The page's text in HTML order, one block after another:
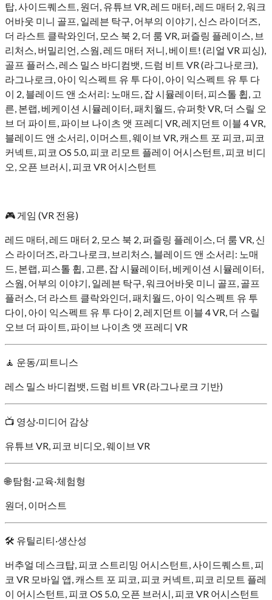
탑, 사이드퀘스트, 원더, 유튜브 VR, 레드 매터, 레드 매터 2, 워크
어바웃 미니 골프, 일레븐 탁구, 어부의 이야기, 신스 라이더즈,
더 라스트 클락와인더, 모스 북 2, 더 룸 VR, 퍼즐링 플레이스, 브
리처스, 버밀리언, 스웜, 레드 매터 저니, 베이트! (리얼 VR 피싱),
골프 플러스, 레스 밀스 바디컴뱃, 드럼 비트 VR (라그나로크),
라그나로크, 아이 익스펙트 유 투 다이, 아이 익스펙트 유 투 다
이 2, 블레이드 앤 소서리: 노매드, 잡 시뮬레이터, 피스톨 휩, 고
른, 본랩, 베케이션 시뮬레이터, 패치월드, 슈퍼핫 VR, 더 스릴 오
브 더 파이트, 파이브 나이츠 앳 프레디 VR, 레지던트 이블 4 VR,
블레이드 앤 소서리, 이머스트, 웨이브 VR, 캐스트 포 피코, 피코
커넥트, 피코 OS 5.0, 피코 리모트 플레이 어시스턴트, 피코 비디
오, 오픈 브러시, 피코 VR 어시스턴트
🎮 게임 (VR 전용)
레드 매터, 레드 매터 2, 모스 북 2, 퍼즐링 플레이스, 더 룸 VR, 신
스 라이더즈, 라그나로크, 브리처스, 블레이드 앤 소서리: 노매
드, 본랩, 피스톨 휩, 고른, 잡 시뮬레이터, 베케이션 시뮬레이터,
스웜, 어부의 이야기, 일레븐 탁구, 워크어바웃 미니 골프, 골프
플러스, 더 라스트 클락와인더, 패치월드, 아이 익스펙트 유 투
다이, 아이 익스펙트 유 투 다이 2, 레지던트 이블 4 VR, 더 스릴
오브 더 파이트, 파이브 나이츠 앳 프레디 VR
🧘 운동/피트니스
레스 밀스 바디컴뱃, 드럼 비트 VR (라그나로크 기반)
📺 영상·미디어 감상
유튜브 VR, 피코 비디오, 웨이브 VR
🌐 탐험·교육·체험형
원더, 이머스트
🛠 유틸리티·생산성
버추얼 데스크탑, 피코 스트리밍 어시스턴트, 사이드퀘스트, 피
코 VR 모바일 앱, 캐스트 포 피코, 피코 커넥트, 피코 리모트 플레
이 어시스턴트, 피코 OS 5.0, 오픈 브러시, 피코 VR 어시스턴트